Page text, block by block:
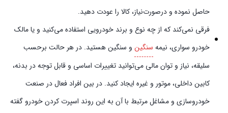
حاصل نموده و در‌صورت‌نیاز، کالا را عودت دهید.
فرقی نمی‌کند که از چه نوع و برند خودرویی استفاده می‌کنید و یا مالک
خودرو سواری، نیمه سنگین و سنگین هستید. در هر حالت برحسب
سلیقه، نیاز و توان مالی می‌توانید تغییرات اساسی و قابل توجه در بدنه،
کابین داخلی، موتور و غیره ایجاد کنید. در بین افراد فعال در صنعت
خودروسازی و مشاغل مرتبط با آن به این روند اسپرت کردن خودرو گفته